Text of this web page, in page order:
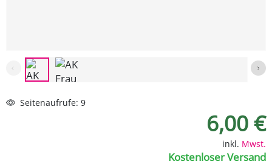
Seitenaufrufe: 9
6,00 €
inkl. Mwst.
Kostenloser Versand